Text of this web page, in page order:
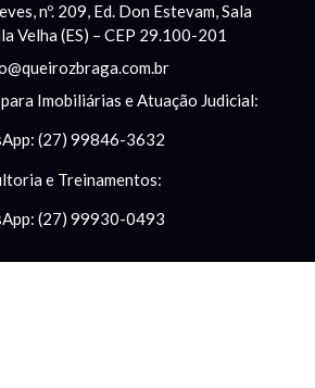
nº. 209, Ed. Don Estevam, Sala
Velha (ES) – CEP 29.100-201
Imobiliárias e Atuação Judicial:
(27) 99846-3632
e Treinamentos:
(27) 99930-0493